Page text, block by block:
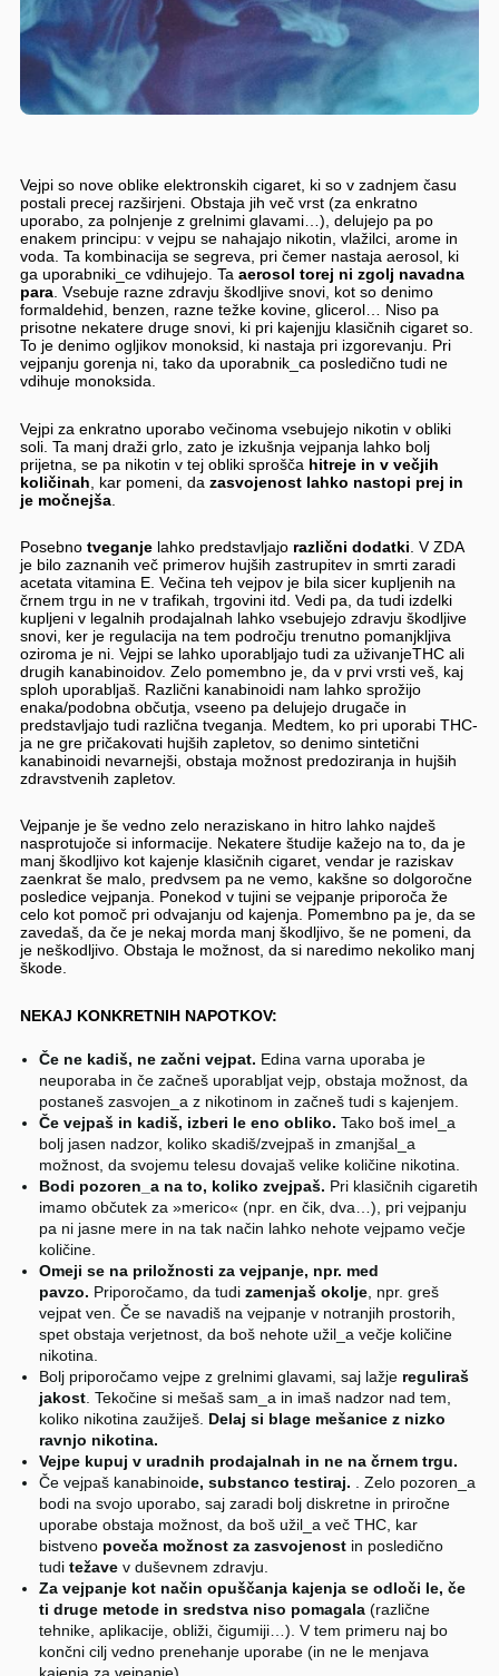
Vejpi so nove oblike elektronskih cigaret, ki so v zadnjem času
postali precej razširjeni. Obstaja jih več vrst (za enkratno
uporabo, za polnjenje z grelnimi glavami…), delujejo pa po
enakem principu: v vejpu se nahajajo nikotin, vlažilci, arome in
voda. Ta kombinacija se segreva, pri čemer nastaja aerosol, ki
ga uporabniki_ce vdihujejo. Ta aerosol torej ni zgolj navadna
para. Vsebuje razne zdravju škodljive snovi, kot so denimo
formaldehid, benzen, razne težke kovine, glicerol… Niso pa
prisotne nekatere druge snovi, ki pri kajenjju klasičnih cigaret so.
To je denimo ogljikov monoksid, ki nastaja pri izgorevanju. Pri
vejpanju gorenja ni, tako da uporabnik_ca posledično tudi ne
vdihuje monoksida.
Vejpi za enkratno uporabo večinoma vsebujejo nikotin v obliki
soli. Ta manj draži grlo, zato je izkušnja vejpanja lahko bolj
prijetna, se pa nikotin v tej obliki sprošča hitreje in v večjih
količinah , kar pomeni, da zasvojenost lahko nastopi prej in
je močnejša.
Posebno tveganjelahko predstavljajo različni dodatki . V ZDA
je bilo zaznanih več primerov hujših zastrupitev in smrti zaradi
acetata vitamina E. Večina teh vejpov je bila sicer kupljenih na
črnem trgu in ne v trafikah, trgovini itd. Vedi pa, da tudi izdelki
kupljeni v legalnih prodajalnah lahko vsebujejo zdravju škodljive
snovi, ker je regulacija na tem področju trenutno pomanjkljiva
oziroma je ni. Vejpi se lahko uporabljajo tudi za uživanjeTHC ali
drugih kanabinoidov. Zelo pomembno je, da v prvi vrsti veš, kaj
sploh uporabljaš. Različni kanabinoidi nam lahko sprožijo
enaka/podobna občutja, vseeno pa delujejo drugače in
predstavljajo tudi različna tveganja. Medtem, ko pri uporabi THC-
ja ne gre pričakovati hujših zapletov, so denimo sintetični
kanabinoidi nevarnejši, obstaja možnost predoziranja in hujših
zdravstvenih zapletov.
Vejpanje je še vedno zelo neraziskano in hitro lahko najdeš
nasprotujoče si informacije. Nekatere študije kažejo na to, da je
manj škodljivo kot kajenje klasičnih cigaret, vendar je raziskav
zaenkrat še malo, predvsem pa ne vemo, kakšne so dolgoročne
posledice vejpanja. Ponekod v tujini se vejpanje priporoča že
celo kot pomoč pri odvajanju od kajenja. Pomembno pa je, da se
zavedaš, da če je nekaj morda manj škodljivo, še ne pomeni, da
je neškodljivo. Obstaja le možnost, da si naredimo nekoliko manj
škode.
NEKAJ KONKRETNIH NAPOTKOV:
Če ne kadiš, ne začni vejpat. Edina varna uporaba je
neuporaba in če začneš uporabljat vejp, obstaja možnost, da
postaneš zasvojen_a z nikotinom in začneš tudi s kajenjem.
Če vejpaš in kadiš, izberi le eno obliko. Tako boš imel_a
bolj jasen nadzor, koliko skadiš/zvejpaš in zmanjšal_a
možnost, da svojemu telesu dovajaš velike količine nikotina.
Bodi pozoren_a na to, koliko zvejpaš. Pri klasičnih cigaretih
imamo občutek za »merico« (npr. en čik, dva…), pri vejpanju
pa ni jasne mere in na tak način lahko nehote vejpamo večje
količine.
Omeji se na priložnosti za vejpanje, npr. med
pavzo. Priporočamo, da tudizamenjaš okolje , npr. greš
vejpat ven. Če se navadiš na vejpanje v notranjih prostorih,
spet obstaja verjetnost, da boš nehote užil_a večje količine
nikotina.
Bolj priporočamo vejpe z grelnimi glavami, saj lažje reguliraš
jakost . Tekočine si mešaš sam_a in imaš nadzor nad tem,
koliko nikotina zaužiješ. Delaj si blage mešanice z nizko
ravnjo nikotina.
Vejpe kupuj v uradnih prodajalnah in ne na črnem trgu.
Če vejpaš kanabinoide, substanco testiraj.
. Zelo pozoren_a
bodi na svojo uporabo, saj zaradi bolj diskretne in priročne
uporabe obstaja možnost, da boš užil_a več THC, kar
bistveno poveča možnost za zasvojenost in posledično
tuditežave v duševnem zdravju.
Za vejpanje kot način opuščanja kajenja se odloči le, če
ti druge metode in sredstva niso pomagala (različne
tehnike, aplikacije, obliži, čigumiji…). V tem primeru naj bo
končni cilj vedno prenehanje uporabe (in ne le menjava
kajenja za vejpanje).